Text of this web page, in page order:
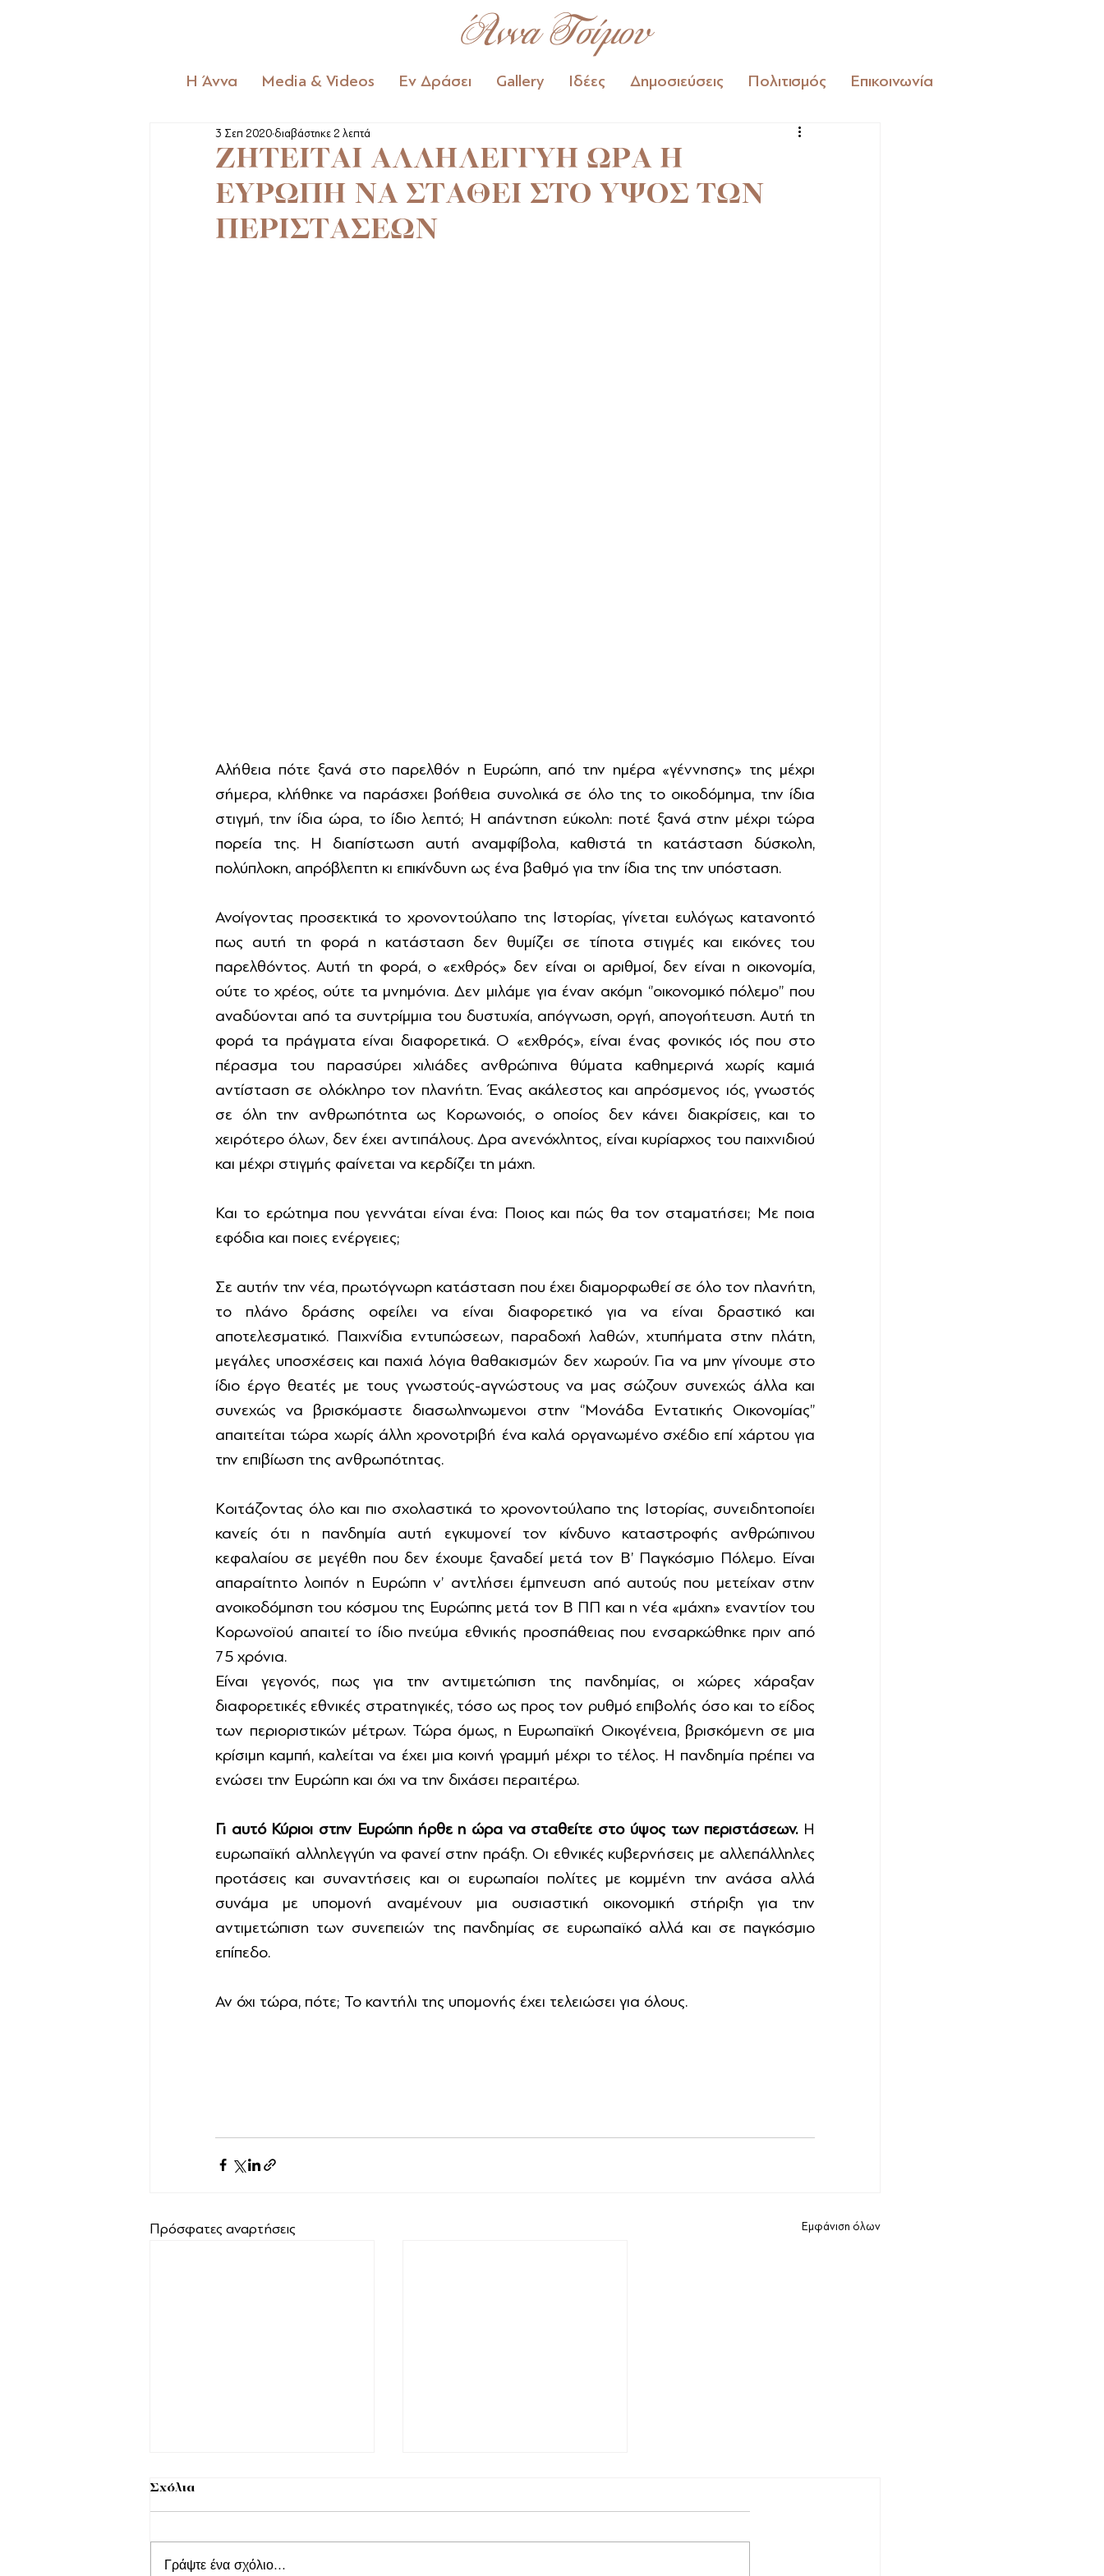
Άννα Τσίμου
Η Άννα Media & Videos Εν Δράσει Gallery Ιδέες Δημοσιεύσεις Πολιτισμός Επικοινωνία
ΖΗΤΕΙΤΑΙ ΑΛΛΗΛΕΓΓΥΗ ΩΡΑ Η
ΕΥΡΩΠΗ ΝΑ ΣΤΑΘΕΙ ΣΤΟ ΥΨΟΣ ΤΩΝ
ΠΕΡΙΣΤΑΣΕΩΝ
3 Σεπ 2020 διαβάστηκε 2 λεπτά
Αλήθεια πότε ξανά στο παρελθόν η Ευρώπη, από την ημέρα «γέννησης» της μέχρι
σήμερα, κλήθηκε να παράσχει βοήθεια συνολικά σε όλο της το οικοδόμημα, την ίδια
στιγμή, την ίδια ώρα, το ίδιο λεπτό; Η απάντηση εύκολη: ποτέ ξανά στην μέχρι τώρα
πορεία της. Η διαπίστωση αυτή αναμφίβολα, καθιστά τη κατάσταση δύσκολη,
πολύπλοκη, απρόβλεπτη κι επικίνδυνη ως ένα βαθμό για την ίδια της την υπόσταση.
Ανοίγοντας προσεκτικά το χρονοντούλαπο της Ιστορίας, γίνεται ευλόγως κατανοητό
πως αυτή τη φορά η κατάσταση δεν θυμίζει σε τίποτα στιγμές και εικόνες του
παρελθόντος. Αυτή τη φορά, ο «εχθρός» δεν είναι οι αριθμοί, δεν είναι η οικονομία,
ούτε το χρέος, ούτε τα μνημόνια. Δεν μιλάμε για έναν ακόμη ‘’οικονομικό πόλεμο’’ που
αναδύονται από τα συντρίμμια του δυστυχία, απόγνωση, οργή, απογοήτευση. Αυτή τη
φορά τα πράγματα είναι διαφορετικά. Ο «εχθρός», είναι ένας φονικός ιός που στο
πέρασμα του παρασύρει χιλιάδες ανθρώπινα θύματα καθημερινά χωρίς καμιά
αντίσταση σε ολόκληρο τον πλανήτη. Ένας ακάλεστος και απρόσμενος ιός, γνωστός
σε όλη την ανθρωπότητα ως Κορωνοιός, ο οποίος δεν κάνει διακρίσεις, και το
χειρότερο όλων, δεν έχει αντιπάλους. Δρα ανενόχλητος, είναι κυρίαρχος του παιχνιδιού
και μέχρι στιγμής φαίνεται να κερδίζει τη μάχη.
Και το ερώτημα που γεννάται είναι ένα: Ποιος και πώς θα τον σταματήσει; Με ποια
εφόδια και ποιες ενέργειες;
Σε αυτήν την νέα, πρωτόγνωρη κατάσταση που έχει διαμορφωθεί σε όλο τον πλανήτη,
το πλάνο δράσης οφείλει να είναι διαφορετικό για να είναι δραστικό και
αποτελεσματικό. Παιχνίδια εντυπώσεων, παραδοχή λαθών, χτυπήματα στην πλάτη,
μεγάλες υποσχέσεις και παχιά λόγια θαθακισμών δεν χωρούν. Για να μην γίνουμε στο
ίδιο έργο θεατές με τους γνωστούς-αγνώστους να μας σώζουν συνεχώς άλλα και
συνεχώς να βρισκόμαστε διασωληνωμενοι στην ‘’Μονάδα Εντατικής Οικονομίας’’
απαιτείται τώρα χωρίς άλλη χρονοτριβή ένα καλά οργανωμένο σχέδιο επί χάρτου για
την επιβίωση της ανθρωπότητας.
Κοιτάζοντας όλο και πιο σχολαστικά το χρονοντούλαπο της Ιστορίας, συνειδητοποίει
κανείς ότι η πανδημία αυτή εγκυμονεί τον κίνδυνο καταστροφής ανθρώπινου
κεφαλαίου σε μεγέθη που δεν έχουμε ξαναδεί μετά τον Β’ Παγκόσμιο Πόλεμο. Είναι
απαραίτητο λοιπόν η Ευρώπη ν’ αντλήσει έμπνευση από αυτούς που μετείχαν στην
ανοικοδόμηση του κόσμου της Ευρώπης μετά τον Β ΠΠ και η νέα «μάχη» εναντίον του
Κορωνοϊού απαιτεί το ίδιο πνεύμα εθνικής προσπάθειας που ενσαρκώθηκε πριν από
75 χρόνια.
Είναι γεγονός, πως για την αντιμετώπιση της πανδημίας, οι χώρες χάραξαν
διαφορετικές εθνικές στρατηγικές, τόσο ως προς τον ρυθμό επιβολής όσο και το είδος
των περιοριστικών μέτρων. Τώρα όμως, η Ευρωπαϊκή Οικογένεια, βρισκόμενη σε μια
κρίσιμη καμπή, καλείται να έχει μια κοινή γραμμή μέχρι το τέλος. Η πανδημία πρέπει να
ενώσει την Ευρώπη και όχι να την διχάσει περαιτέρω.
Γι αυτό Κύριοι στην Ευρώπη ήρθε η ώρα να σταθείτε στο ύψος των περιστάσεων. Η
ευρωπαϊκή αλληλεγγύη να φανεί στην πράξη. Οι εθνικές κυβερνήσεις με αλλεπάλληλες
προτάσεις και συναντήσεις και οι ευρωπαίοι πολίτες με κομμένη την ανάσα αλλά
συνάμα με υπομονή αναμένουν μια ουσιαστική οικονομική στήριξη για την
αντιμετώπιση των συνεπειών της πανδημίας σε ευρωπαϊκό αλλά και σε παγκόσμιο
επίπεδο.
Αν όχι τώρα, πότε; Το καντήλι της υπομονής έχει τελειώσει για όλους.
Πρόσφατες αναρτήσεις Εμφάνιση όλων
Σχόλια
Γράψτε ένα σχόλιο...